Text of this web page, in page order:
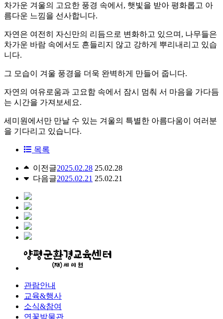
차가운 겨울의 고요한 풍경 속에서, 햇빛을 받아 평화롭고 아
름다운 느낌을 선사합니다.
자연은 여전히 자신만의 리듬으로 변화하고 있으며, 나무들은
차가운 바람 속에서도 흔들리지 않고 강하게 뿌리내리고 있습
니다.
그 모습이 겨울 풍경을 더욱 완벽하게 만들어 줍니다.
자연의 여유로움과 고요함 속에서 잠시 멈춰 서 마음을 가다듬
는 시간을 가져보세요.
세미원에서만 만날 수 있는 겨울의 특별한 아름다움이 여러분
을 기다리고 있습니다.
목록
이전글2025.02.28 25.02.28
다음글2025.02.21 25.02.21
관람안내
교육&행사
소식&참여
연꽃박물관